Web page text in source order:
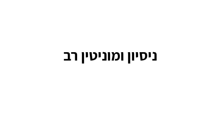
ניסיון ומוניטין רב